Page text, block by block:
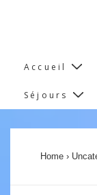
Main
Navigation
Accueil
Séjours
Home ›